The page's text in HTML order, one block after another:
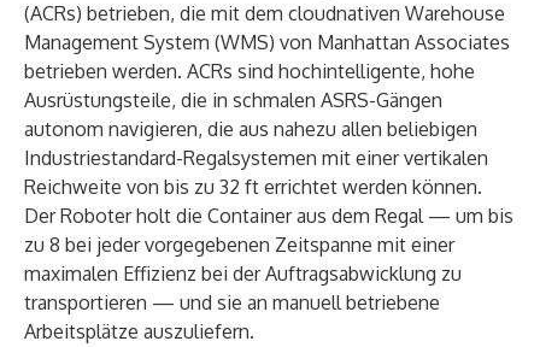
(ACRs) betrieben, die mit dem cloudnativen Warehouse
Management System (WMS) von Manhattan Associates
betrieben werden. ACRs sind hochintelligente, hohe
Ausrüstungsteile, die in schmalen ASRS-Gängen
autonom navigieren, die aus nahezu allen beliebigen
Industriestandard-Regalsystemen mit einer vertikalen
Reichweite von bis zu 32 ft errichtet werden können.
Der Roboter holt die Container aus dem Regal — um bis
zu 8 bei jeder vorgegebenen Zeitspanne mit einer
maximalen Effizienz bei der Auftragsabwicklung zu
transportieren — und sie an manuell betriebene
Arbeitsplätze auszuliefern.